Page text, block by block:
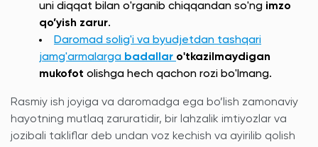
uni diqqat bilan o'rganib chiqqandan so'ng imzo
qo’yish zarur.
Daromad solig'i va byudjetdan tashqari
jamg'armalarga badallar o'tkazilmaydigan
mukofot olishga hech qachon rozi bo'lmang.
Rasmiy ish joyiga va daromadga ega bo’lish zamonaviy
hayotning mutlaq zaruratidir, bir lahzalik imtiyozlar va
jozibali takliflar deb undan voz kechish va ayirilib qolish